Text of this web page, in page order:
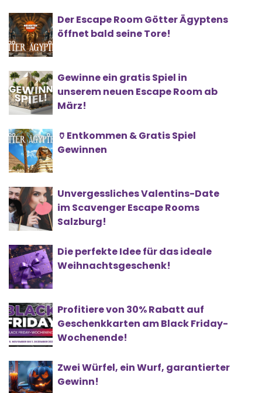
Der Escape Room Götter Ägyptens
öffnet bald seine Tore!
Gewinne ein gratis Spiel in
unserem neuen Escape Room ab
März!
🏺Entkommen & Gratis Spiel
Gewinnen
Unvergessliches Valentins-Date
im Scavenger Escape Rooms
Salzburg!
Die perfekte Idee für das ideale
Weihnachtsgeschenk!
Profitiere von 30% Rabatt auf
Geschenkkarten am Black Friday-
Wochenende!
Zwei Würfel, ein Wurf, garantierter
Gewinn!